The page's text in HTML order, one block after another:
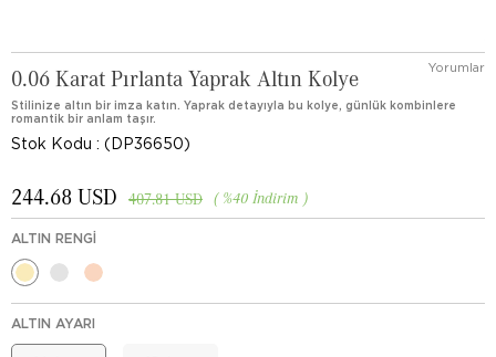
0.06 Karat Pırlanta Yaprak Altın Kolye Yorumlar
Stilinize altın bir imza katın. Yaprak detayıyla bu kolye, günlük kombinlere
romantik bir anlam taşır.
Stok Kodu (DP36650)
%40 İndirim
407.81 USD
244.68 USD
ALTIN RENGI
ALTIN AYARI